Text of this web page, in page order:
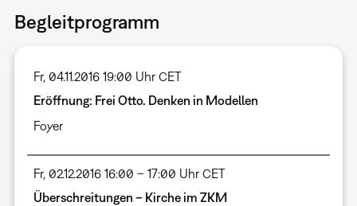
Begleitprogramm
Fr, 04.11.2016 19:00 Uhr CET
Eröffnung: Frei Otto. Denken in Modellen
Foyer
Fr, 02.12.2016 16:00 – 17:00 Uhr CET
Überschreitungen – Kirche im ZKM